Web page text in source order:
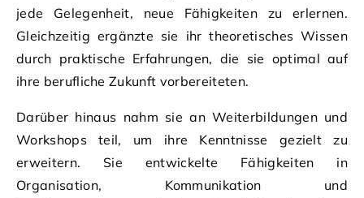
jede Gelegenheit, neue Fähigkeiten zu erlernen.
Gleichzeitig ergänzte sie ihr theoretisches Wissen
durch praktische Erfahrungen, die sie optimal auf
ihre berufliche Zukunft vorbereiteten.
Darüber hinaus nahm sie an Weiterbildungen und
Workshops teil, um ihre Kenntnisse gezielt zu
erweitern. Sie entwickelte Fähigkeiten in
Organisation, Kommunikation und